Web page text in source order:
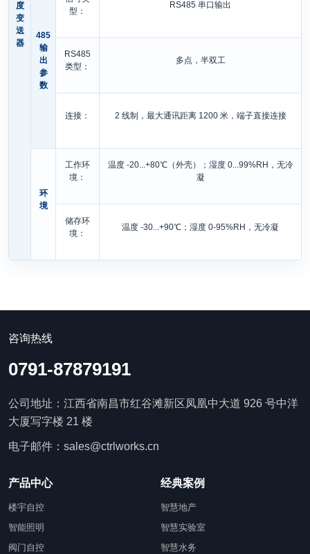
度
变
送
器
485
输
出
参
数
型：
RS485 串口输出
RS485
类型：
多点，半双工
连接： 2 线制，最大通讯距离 1200 米，端子直接连接
环
境
工作环
境：
温度 -20...+80℃（外壳）；湿度 0...99%RH，无冷
凝
储存环
境：
温度 -30...+90℃；湿度 0-95%RH，无冷凝
咨询热线
0791-87879191
公司地址：江西省南昌市红谷滩新区凤凰中大道 926 号中洋
大厦写字楼 21 楼
电子邮件：sales@ctrlworks.cn
产品中心
楼宇自控
智能照明
阀门自控
经典案例
智慧地产
智慧实验室
智慧水务